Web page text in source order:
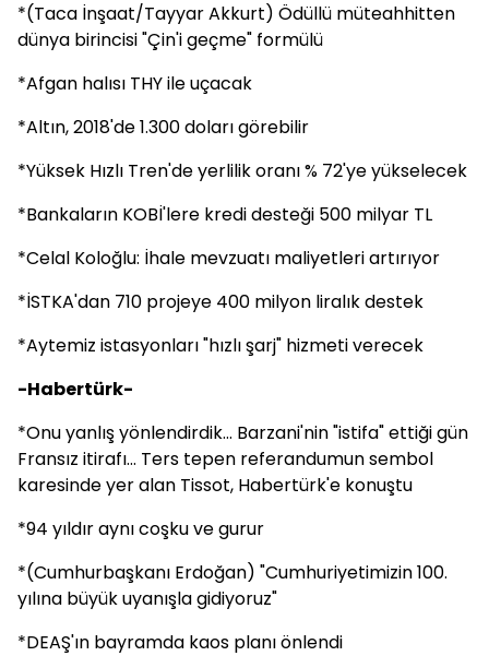
*(Taca İnşaat/Tayyar Akkurt) Ödüllü müteahhitten
dünya birincisi "Çin'i geçme" formülü
*Afgan halısı THY ile uçacak
*Altın, 2018'de 1.300 doları görebilir
*Yüksek Hızlı Tren'de yerlilik oranı % 72'ye yükselecek
*Bankaların KOBİ'lere kredi desteği 500 milyar TL
*Celal Koloğlu: İhale mevzuatı maliyetleri artırıyor
*İSTKA'dan 710 projeye 400 milyon liralık destek
*Aytemiz istasyonları "hızlı şarj" hizmeti verecek
-Habertürk-
*Onu yanlış yönlendirdik... Barzani'nin "istifa" ettiği gün
Fransız itirafı... Ters tepen referandumun sembol
karesinde yer alan Tissot, Habertürk'e konuştu
*94 yıldır aynı coşku ve gurur
*(Cumhurbaşkanı Erdoğan) "Cumhuriyetimizin 100.
yılına büyük uyanışla gidiyoruz"
*DEAŞ'ın bayramda kaos planı önlendi